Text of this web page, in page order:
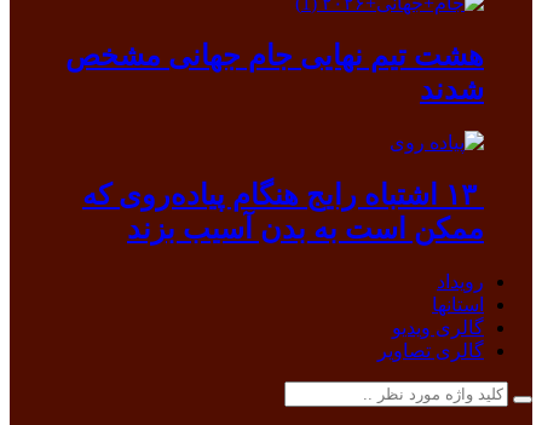
هشت تیم نهایی جام جهانی مشخص
شدند
۱۳ اشتباه رایج هنگام پیاده‌روی که
ممکن است به بدن آسیب بزند
رویداد
استانها
گالری ویدیو
گالری تصاویر